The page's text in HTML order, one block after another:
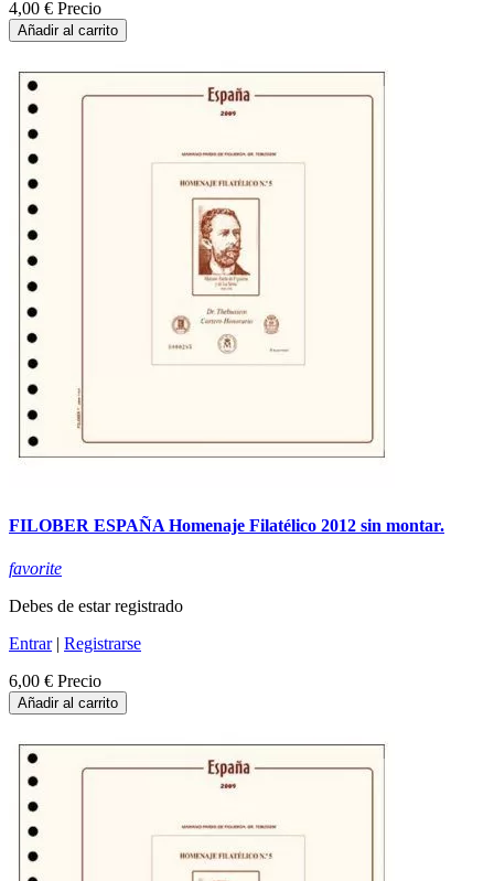
4,00 € Precio
Añadir al carrito
FILOBER ESPAÑA Homenaje Filatélico 2012 sin montar.
favorite
Debes de estar registrado
Entrar| Registrarse
6,00 € Precio
Añadir al carrito